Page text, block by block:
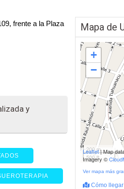
frente a la Plaza
y
Mapa de
+
−
200 m
500 ft
Leaflet| Map
Imagery ©
Ver mapa más
Cómo llegar